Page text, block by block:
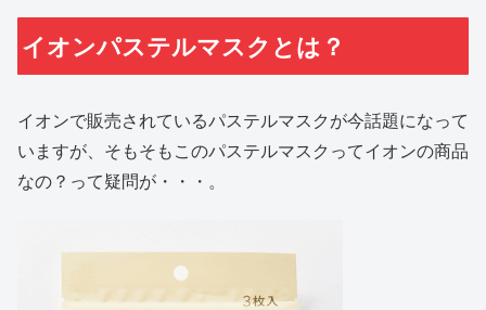
イオンパステルマスクとは？
イオンで販売されているパステルマスクが今話題になって
いますが、そもそもこのパステルマスクってイオンの商品
なの？って疑問が・・・。